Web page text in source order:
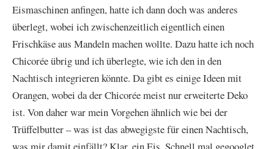
Eismaschinen anfingen, hatte ich dann doch was anderes
überlegt, wobei ich zwischenzeitlich eigentlich einen
Frischkäse aus Mandeln machen wollte. Dazu hatte ich noch
Chicorée übrig und ich überlegte, wie ich den in den
Nachtisch integrieren könnte. Da gibt es einige Ideen mit
Orangen, wobei da der Chicorée meist nur erweiterte Deko
ist. Von daher war mein Vorgehen ähnlich wie bei der
Trüffelbutter – was ist das abwegigste für einen Nachtisch,